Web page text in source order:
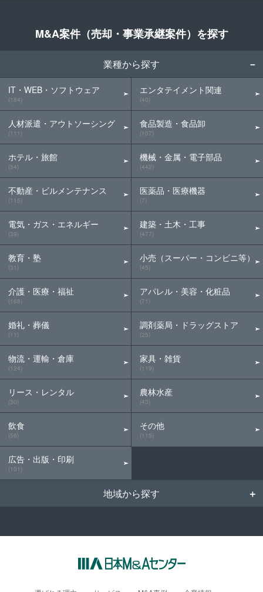
M&A案件（売却・事業承継案件）を探す
業種から探す
IT・WEB・ソフトウェア
(184)
人材派遣・アウトソーシング
(111)
ホテル・旅館
(54)
不動産・ビルメンテナンス
(115)
電気・ガス・エネルギー
(39)
教育・塾
(31)
介護・医療・福祉
(168)
婚礼・葬儀
(11)
物流・運輸・倉庫
(124)
リース・レンタル
(30)
飲食
(56)
広告・出版・印刷
(101)
エンタテイメント関連
(40)
食品製造・食品卸
(107)
機械・金属・電子部品
(442)
医薬品・医療機器
(7)
建築・土木・工事
(477)
小売（スーパー・コンビニ等）
(45)
アパレル・美容・化粧品
(71)
調剤薬局・ドラッグストア
(25)
家具・雑貨
(119)
農林水産
(43)
その他
(115)
地域から探す